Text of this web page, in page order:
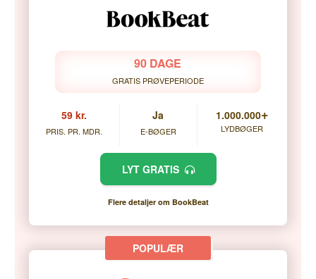
90 DAGE
GRATIS PRØVEPERIODE
59 kr.
PRIS. PR. MDR.
Ja
E-BØGER
1.000.000+
LYDBØGER
LYT GRATIS
Flere detaljer om BookBeat